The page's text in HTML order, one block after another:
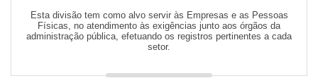
Esta divisão tem como alvo servir às Empresas e as Pessoas
Físicas, no atendimento às exigências junto aos órgãos da
administração pública, efetuando os registros pertinentes a cada
setor.